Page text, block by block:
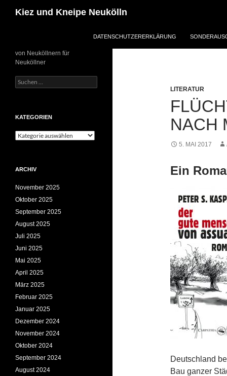
Inhalt
Kiez und Kneipe Neukölln
DATENSCHUTZERERKLÄRUNG
LITERATUR
NACH
5. MAI 2017
Ein
Deutschland
Bau ganzer
von Neuköllnern für
Neuköllner
Suchen
nach:
KATEGORIEN
Kategorien
ARCHIV
November 2025
Oktober 2025
September 2025
August 2025
Juli 2025
Juni 2025
Mai 2025
April 2025
März 2025
Februar 2025
Januar 2025
Dezember 2024
November 2024
Oktober 2024
September 2024
August 2024